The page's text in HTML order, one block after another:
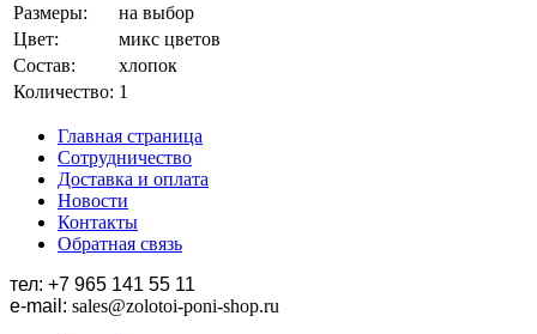
Размеры:
на выбор
Цвет:
микс цветов
Состав:
хлопок
Количество: 1
Главная страница
Сотрудничество
Доставка и оплата
Новости
Контакты
Обратная связь
тел: +7 965 141 55 11
e-mail: sales@zolotoi-poni-shop.ru